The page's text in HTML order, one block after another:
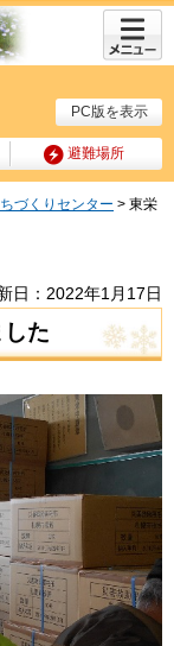
PC版を表示
避難場所
メニュ
ー
づくりセンター > 東栄
日：2022年1月17日
た